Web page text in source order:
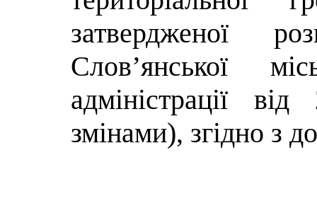
затвердженої
Слов’янської
адміністрації
змінами), згідно з